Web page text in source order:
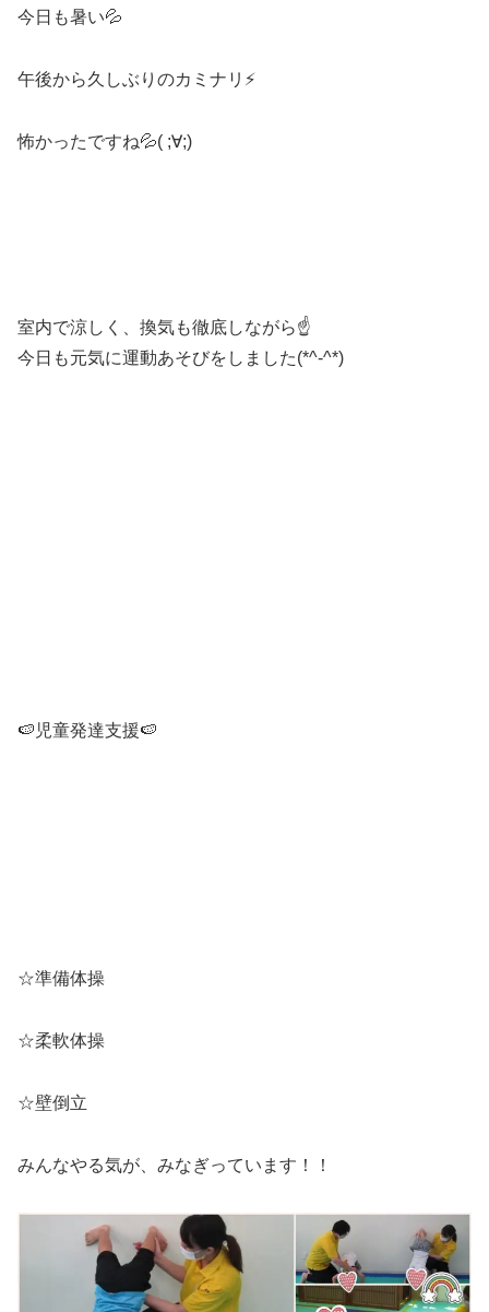
今日も暑い💦
午後から久しぶりのカミナリ⚡
怖かったですね💦( ;∀;)
室内で涼しく、換気も徹底しながら☝
今日も元気に運動あそびをしました(*^-^*)
🍉児童発達支援🍉
☆準備体操
☆柔軟体操
☆壁倒立
みんなやる気が、みなぎっています！！